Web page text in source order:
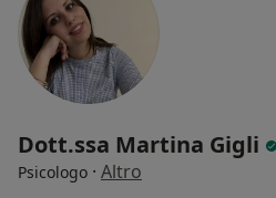
Dott.ssa Martina Gigli
Psicologo · Altro